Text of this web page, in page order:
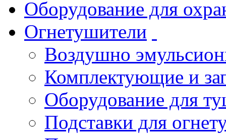
Оборудование для
Огнетушители
Воздушно
Комплектующие и
Оборудование для
Подставки для